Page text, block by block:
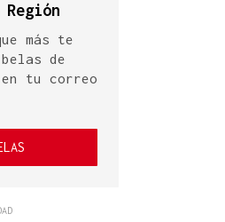
más te
de
tu correo